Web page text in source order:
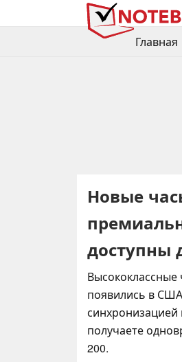
Главная
Новые
доступны
Высококлассные
появились в США
синхронизацией
получаете
200.